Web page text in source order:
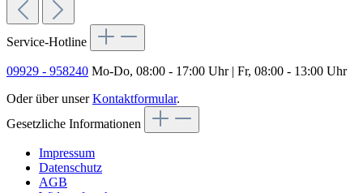
Service-Hotline
09929 - 958240 Mo-Do, 08:00 - 17:00 Uhr | Fr, 08:00 - 13:00 Uhr
Oder über unserKontaktformular.
Gesetzliche Informationen
Impressum
Datenschutz
AGB